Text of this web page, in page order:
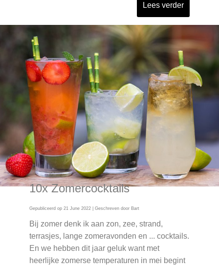
Lees verder
10x Zomercocktails
Gepubliceerd op 21 June 2022 | Geschreven door Bart
Bij zomer denk ik aan zon, zee, strand,
terrasjes, lange zomeravonden en ... cocktails.
En we hebben dit jaar geluk want met
heerlijke zomerse temperaturen in mei begint